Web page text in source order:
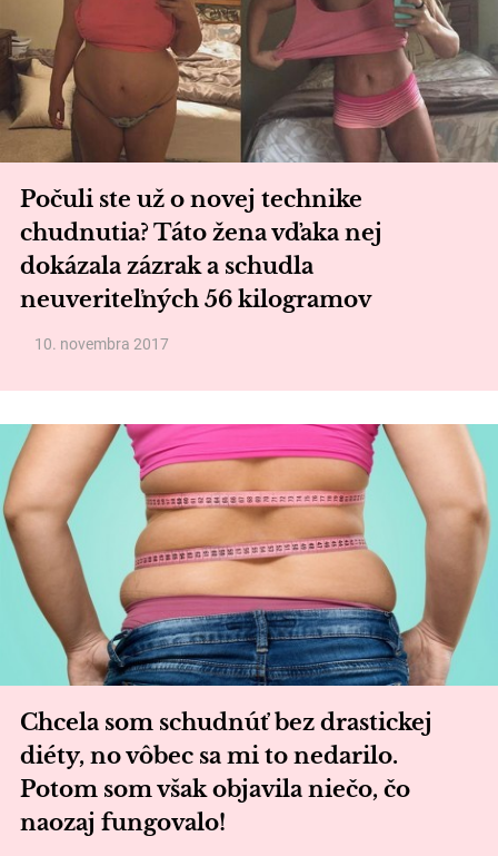
Počuli ste už o novej technike
chudnutia? Táto žena vďaka nej
dokázala zázrak a schudla
neuveriteľných 56 kilogramov
10. novembra 2017
Chcela som schudnúť bez drastickej
diéty, no vôbec sa mi to nedarilo.
Potom som však objavila niečo, čo
naozaj fungovalo!